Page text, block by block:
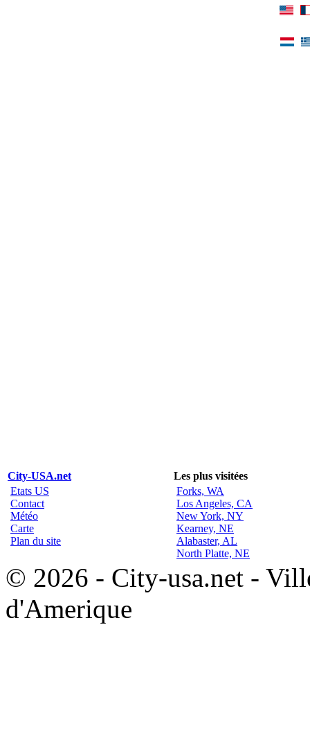
City-USA.net
Les plus visitées
Etats US
Contact
Météo
Carte
Plan du site
Forks, WA
Los Angeles, CA
New York, NY
Kearney, NE
Alabaster, AL
North Platte, NE
© 2026 - City-usa.net -
d'Amerique